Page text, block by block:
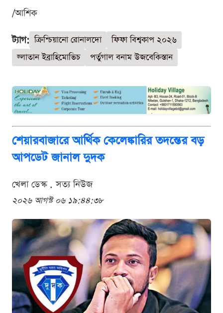
/আশিক
ট্যাগ: ক্রিশ্চিয়ানো রোনালদো
ফিফা বিশ্বকাপ ২০২৬
জ্লাতান ইব্রাহিমোভিচ
পর্তুগাল বনাম উজবেকিস্তান
শেয়ারবাজারে আর্থিক কেলেঙ্কারির তদন্তের বড়
আপডেট জানাল দুদক
খেলা ডেস্ক . সত্য নিউজ
২০২৬ আগস্ট ০৬ ১৯:৪৪:৩৮